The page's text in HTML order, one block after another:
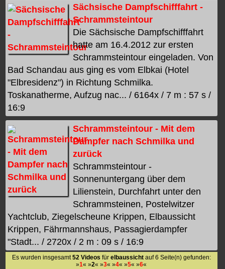
Sächsische Dampfschifffahrt -
Schrammsteintour
Die Sächsische Dampfschifffahrt
hatte am 16.4.2012 zur ersten
Schrammsteintour eingeladen. Von
Bad Schandau aus ging es vom Elbkai (Hotel
"Elbresidenz") in Richtung Schmilka.
Toskanatherme, Aufzug nac... / 6164x / 7 m : 57 s /
16:9
Schrammsteintour - Mit dem
Dampfer nach Schmilka und
zurück
Schrammsteintour -
Sonnenuntergang über dem
Lilienstein, Durchfahrt unter den
Schrammsteinen, Postelwitzer
Yachtclub, Ziegelscheune Krippen, Elbaussicht
Krippen, Fährmannshaus, Passagierdampfer
"Stadt... / 2720x / 2 m : 09 s / 16:9
Es wurden insgesamt52 Videos für elbaussichtauf 6 Seite(n) gefunden:
»1« »2« »3« »4« »5« »6«